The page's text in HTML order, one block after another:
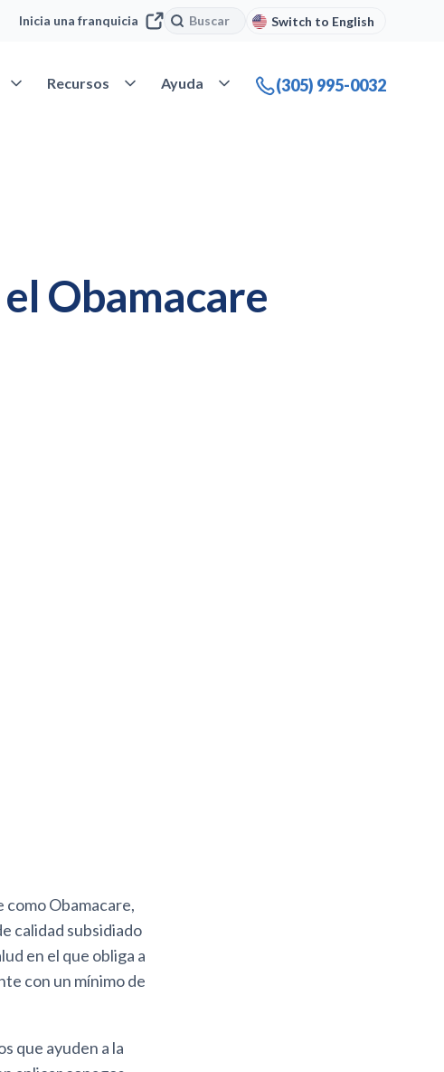
Inicia una franquicia Buscar
Buscar Switch to English
Abrir Nuestra compañía
Recursos Abrir Recursos
Ayuda Abrir Ayuda(305) 995-0032
Obamacare
como Obamacare,
calidad subsidiado
en el que obliga a
con un mínimo de
que ayuden a la